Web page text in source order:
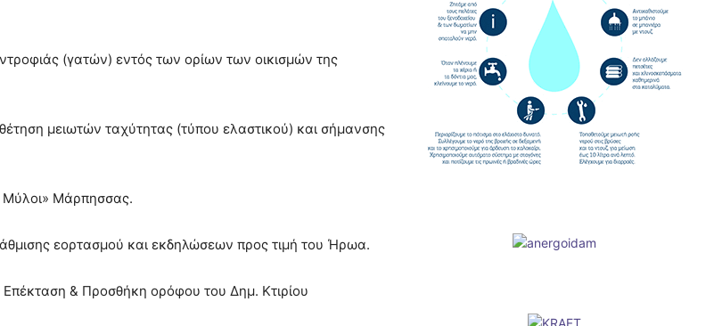
(γατών) εντός των ορίων των οικισμών της
μειωτών ταχύτητας (τύπου ελαστικού) και σήμανσης
Μύλοι» Μάρπησσας.
εορτασμού και εκδηλώσεων προς τιμή του Ήρωα.
& Προσθήκη ορόφου του Δημ. Κτιρίου